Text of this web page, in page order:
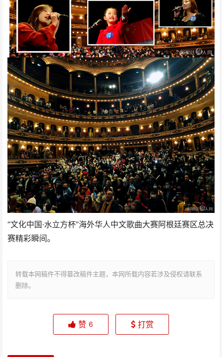
“文化中国·水立方杯”海外华人中文歌曲大赛阿根廷赛区总决
赛精彩瞬间。
转载本网稿件不得篡改稿件主题，本网所载内容若涉及侵权请联系
删除。
赞 6 打赏